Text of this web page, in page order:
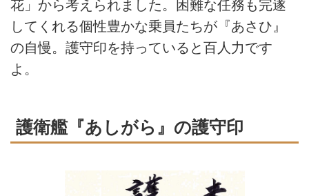
花」から考えられました。困難な任務も完遂
してくれる個性豊かな乗員たちが『あさひ』
の自慢。護守印を持っていると百人力です
よ。
護衛艦『あしがら』の護守印